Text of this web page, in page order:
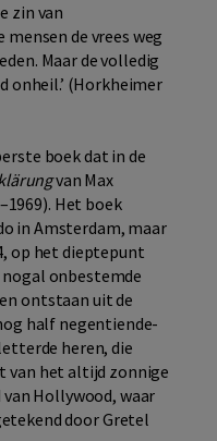
zin van
de vrees weg
Maar de volledig
(Horkheimer
boek dat in de
van Max
Het boek
in Amsterdam, maar
op het dieptepunt
nogal onbestemde
ontstaan uit de
half negentiende-
heren, die
van het altijd zonnige
Hollywood, waar
door Gretel